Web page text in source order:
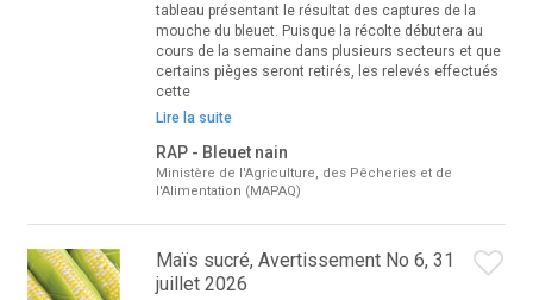
tableau présentant le résultat des captures de la
mouche du bleuet. Puisque la récolte débutera au
cours de la semaine dans plusieurs secteurs et que
certains pièges seront retirés, les relevés effectués
cette
Lire la suite
RAP - Bleuet nain
Ministère de l'Agriculture, des Pêcheries et de
l'Alimentation (MAPAQ)
Maïs sucré, Avertissement No 6, 31
juillet 2026